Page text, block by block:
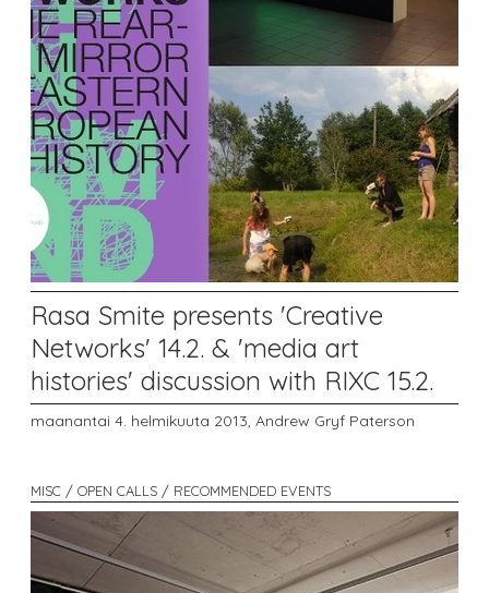
Rasa Smite presents 'Creative
Networks' 14.2. & 'media art
histories' discussion with RIXC 15.2.
maanantai 4. helmikuuta 2013, Andrew Gryf Paterson
MISC / OPEN CALLS / RECOMMENDED EVENTS